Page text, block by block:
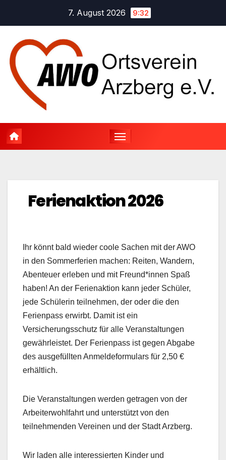
springen
7. August 2026 9:32
Ferienaktion 2026
Ihr könnt bald wieder coole Sachen mit der AWO
in den Sommerferien machen: Reiten, Wandern,
Abenteuer erleben und mit Freund*innen Spaß
haben! An der Ferienaktion kann jeder Schüler,
jede Schülerin teilnehmen, der oder die den
Ferienpass erwirbt. Damit ist ein
Versicherungsschutz für alle Veranstaltungen
gewährleistet. Der Ferienpass ist gegen Abgabe
des ausgefüllten Anmeldeformulars für 2,50 €
erhältlich.
Die Veranstaltungen werden getragen von der
Arbeiterwohlfahrt und unterstützt von den
teilnehmenden Vereinen und der Stadt Arzberg.
Wir laden alle interessierten Kinder und